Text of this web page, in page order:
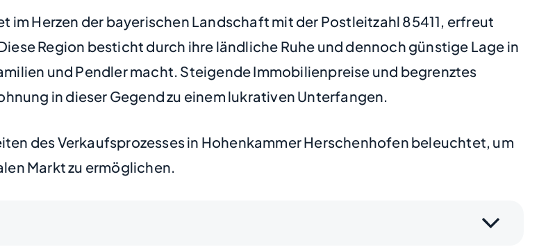
Herzen der bayerischen Landschaft mit der Postleitzahl 85411, erfreut
Region besticht durch ihre ländliche Ruhe und dennoch günstige Lage in
und Pendler macht. Steigende Immobilienpreise und begrenztes
in dieser Gegend zu einem lukrativen Unterfangen.
des Verkaufsprozesses in Hohenkammer Herschenhofen beleuchtet, um
Markt zu ermöglichen.